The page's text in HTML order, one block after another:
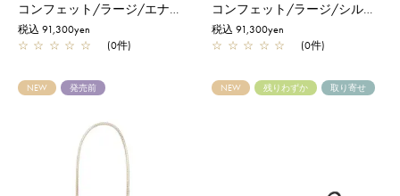
コンフェット/ラージ/エナメルブラック
税込 91,300yen
☆ ☆ ☆ ☆ ☆ (0件)
コンフェット/ラージ/シルバー
税込 91,300yen
☆ ☆ ☆ ☆ ☆ (0件)
NEW 発売前 NEW 残りわずか 取り寄せ